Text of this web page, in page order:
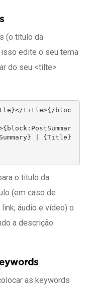
(o título da
edite o seu tema
do seu <tilte>
title>{/bloc
| {Title}
o titulo da
(em caso de
áudio e vídeo) o
a descrição
as keywords